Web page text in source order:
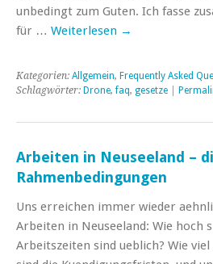
unbedingt zum Guten. Ich fasse
für … Weiterlesen →
Kategorien: Allgemein, Frequently Asked
Schlagwörter: Drone,faq, gesetze
Arbeiten in Neuseeland –
Rahmenbedingungen
Uns erreichen immer wieder
Arbeiten in Neuseeland: Wie hoch
Arbeitszeiten sind ueblich? Wie